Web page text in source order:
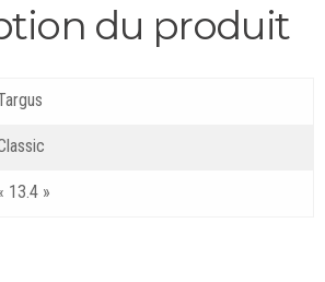
du produit
13.4 »